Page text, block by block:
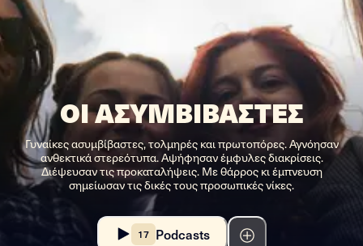
ΟΙ ΑΣΥΜΒΙΒΑΣΤΕΣ
Γυναίκες ασυμβίβαστες, τολμηρές και πρωτοπόρες. Αγνόησαν
ανθεκτικά στερεότυπα. Αψήφησαν έμφυλες διακρίσεις.
Διέψευσαν τις προκαταλήψεις. Με θάρρος κι έμπνευση
σημείωσαν τις δικές τους προσωπικές νίκες.
17 Podcasts